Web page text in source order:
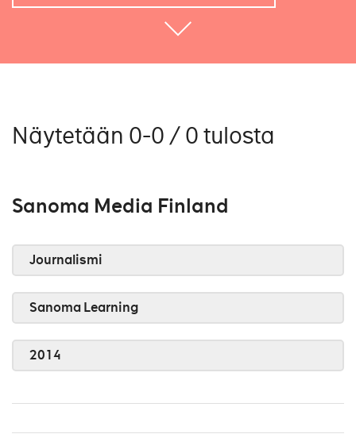
Näytetään 0-0 / 0 tulosta
Sanoma Media Finland
Journalismi
Sanoma Learning
2014